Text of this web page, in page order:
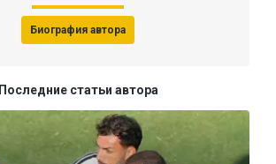
Биография автора
Последние статьи автора